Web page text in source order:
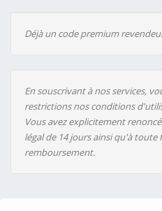
Déjà un code premium
En souscrivant à nos services,
restrictions nos conditions
Vous avez explicitement
légal de 14 jours ainsi qu'à
remboursement.